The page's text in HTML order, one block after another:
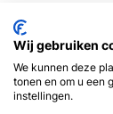
Wij gebruiken
We kunnen deze
tonen en om u een
instellingen.